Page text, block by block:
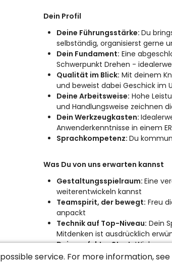
Dein Profil
Deine Führungsstärke: Du
selbständig, organisierst gerne
Dein Fundament: Eine
Schwerpunkt Drehen -
Qualität im Blick: Mit deinem
und beweist dabei Geschick im
Deine Arbeitsweise: Hohe
und Handlungsweise zeichnen
Dein Werkzeugkasten:
Anwenderkenntnisse in einem
Sprachkompetenz: Du
Was Du von uns erwarten kannst
Gestaltungsspielraum: Eine
weiterentwickeln kannst
Teamspirit, der bewegt: Freu
anpackt
Technik auf Top-Niveau: Dein
Mitdenken ist ausdrücklich
Dein perfekter Start:Wir
fundiert ein
service. For more information,